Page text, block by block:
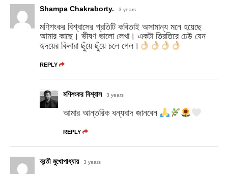
Shampa Chakraborty. 3 years
মণিশংকর বিশ্বাসের প্রতিটি কবিতাই অসামান্য মনে হয়েছে
আমার কাছে। ভীষণ ভালো লেখা। একটা তিরতিরে ঢেউ যেন
হৃদয়ের কিনারা ছুঁয়ে ছুঁয়ে চলে গেল।
REPLY
মণিশংকর বিশ্বাস 3 years
আমার আন্তরিক ধন্যবাদ জানবেন
REPLY
ব্রতী মুখোপাধ্যায় 3 years